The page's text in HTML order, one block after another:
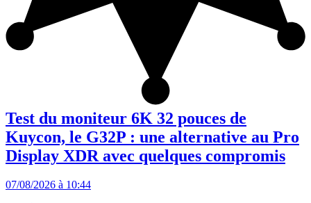
Test du moniteur 6K 32 pouces de
Kuycon, le G32P : une alternative au Pro
Display XDR avec quelques compromis
07/08/2026 à 10:44